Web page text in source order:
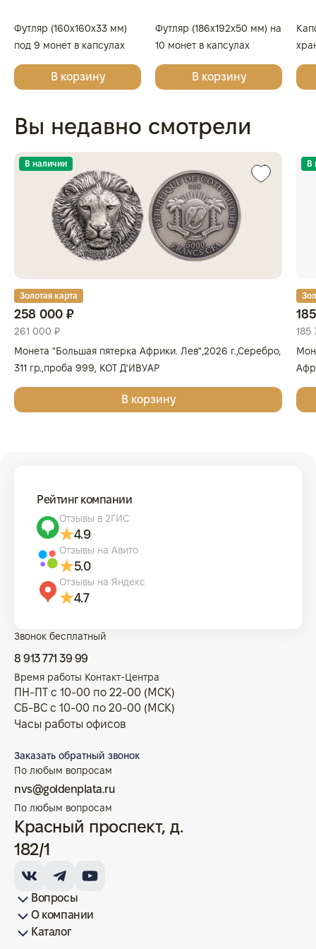
Футляр (160x160x33 мм)
под 9 монет в капсулах
(диаметр 44 мм), светло-
бордовыйВ корзину
Футляр (186x192x50 мм) на
10 монет в капсулах
(диаметр 46 мм), светло-
бордовыйВ корзину
Вы недавно смотрели
В наличии
Золотая карта
258 000 ₽
261 000 ₽
Монета "Большая пятерка Африки. Лев",2026 г.,Серебро,
311 гр.,проба 999, КОТ Д'ИВУАР
В корзину
В
185
Рейтинг компании
Отзывы в 2ГИС
4.9
Отзывы на Авито
5.0
Отзывы на Яндекс
4.7
Вопросы
Как купить/продать
Условия оплаты
Условия доставки
Гарантия на товар
Возврат монет
Карта сайта
О компании
Франшиза
История
Вопрос-ответ
Отзывы
Лицензии и документы
Контакты офисов
Новости
БлогКаталог
Звонок бесплатный
8 913 771 39 99
Время работы Контакт-Центра
ПН-ПТ с 10-00 по 22-00 (МСК)
СБ-ВС с 10-00 по 20-00 (МСК)
Часы работы офисов
Заказать обратный звонок
По любым вопросам
nvs@goldenplata.ru
По любым вопросам
Красный проспект, д.
182/1